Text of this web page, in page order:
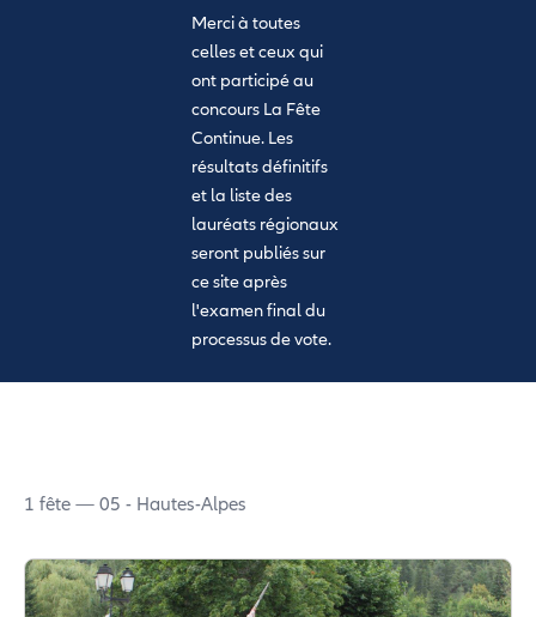
Merci à toutes
celles et ceux qui
ont participé au
concours La Fête
Continue. Les
résultats définitifs
et la liste des
lauréats régionaux
seront publiés sur
ce site après
l'examen final du
processus de vote.
1 fête — 05 - Hautes-Alpes